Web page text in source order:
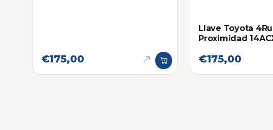
€175,00
Llave Toyota
Proximidad
€175,00